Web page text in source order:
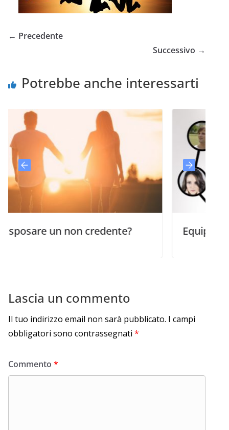
← Precedente
Successivo →
Potrebbe anche interessarti
non credente? Equipaggiare i
Lascia un commento
Il tuo indirizzo email non sarà pubblicato. I campi
obbligatori sono contrassegnati *
Commento *